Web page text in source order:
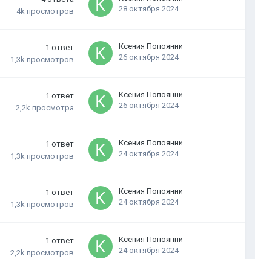
4k просмотров
28 октября 2024
1 ответ
1,3k просмотров
Ксения Попоянни
26 октября 2024
1 ответ
2,2k просмотра
Ксения Попоянни
26 октября 2024
1 ответ
1,3k просмотров
Ксения Попоянни
24 октября 2024
1 ответ
1,3k просмотров
Ксения Попоянни
24 октября 2024
1 ответ
2,2k просмотров
Ксения Попоянни
24 октября 2024